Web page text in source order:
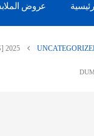
عروض
2025